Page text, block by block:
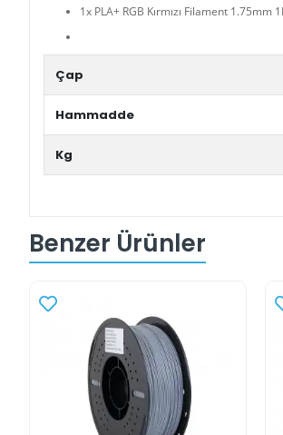
1x PLA+ RGB Kırmızı Filament 1.75mm
Çap
Hammadde
Kg
Benzer Ürünler